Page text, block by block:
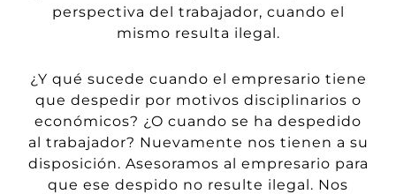
perspectiva del trabajador, cuando el
mismo resulta ilegal.
¿Y qué sucede cuando el empresario tiene
que despedir por motivos disciplinarios o
económicos? ¿O cuando se ha despedido
al trabajador? Nuevamente nos tienen a su
disposición. Asesoramos al empresario para
que ese despido no resulte ilegal. Nos